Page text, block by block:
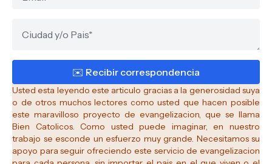
Usted esta leyendo este articulo gracias a la generosidad suya
o de otros muchos lectores como usted que hacen posible
este maravilloso proyecto de evangelizacion, que se llama
Bien Catolicos.Como usted puede imaginar, en nuestro
trabajo se esconde un esfuerzo muy grande. Necesitamos su
apoyo para seguir ofreciendo este servicio de evangelizacion